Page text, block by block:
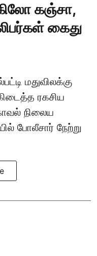
கஞ்சா,
கைது
மதுவிலக்கு
ரகசிய
நிலைய
போலீசார் நேற்று